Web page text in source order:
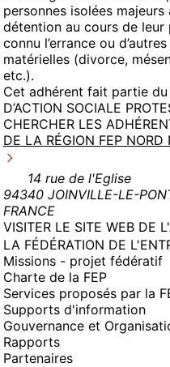
personnes isolées
détention au cours de
connu l’errance ou
matérielles (divorce,
etc.).
Cet adhérent fait partie
D’ACTION SOCIALE
CHERCHER LES
DE LA RÉGION FEP
14 rue de l'Eglise
94340 JOINVILLE-LE-
FRANCE
VISITER LE SITE WEB DE
LA FÉDÉRATION DE
Missions - projet fédératif
Charte de la FEP
Services proposés par la
Supports d'information
Gouvernance et
Rapports
Partenaires